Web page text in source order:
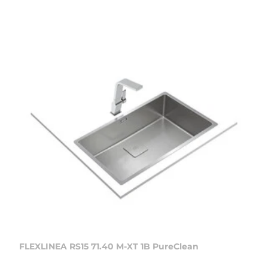
FLEXLINEA RS15 71.40 M-XT 1B PureClean